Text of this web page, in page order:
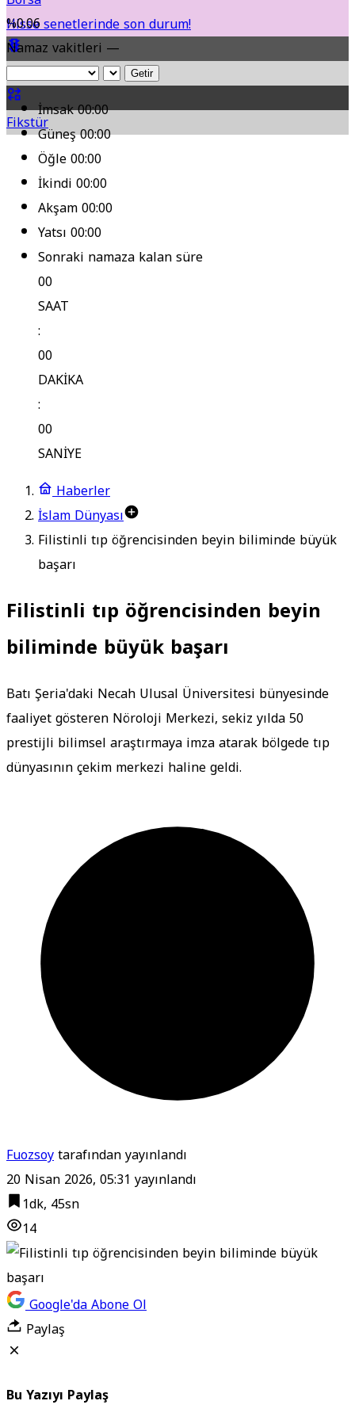
Hisse senetlerinde son durum!
Yol Durumu
Fikstür
%0.06
Namaz vakitleri —
Getir
İmsak00:00
Güneş00:00
Öğle00:00
İkindi00:00
Akşam00:00
Yatsı00:00
Sonraki namaza kalan süre
00
SAAT
:
00
DAKİKA
:
00
SANİYE
Haberler
İslam Dünyası
Filistinli tıp öğrencisinden beyin biliminde büyük
başarı
Filistinli tıp öğrencisinden beyin
biliminde büyük başarı
Batı Şeria'daki Necah Ulusal Üniversitesi bünyesinde
faaliyet gösteren Nöroloji Merkezi, sekiz yılda 50
prestijli bilimsel araştırmaya imza atarak bölgede tıp
dünyasının çekim merkezi haline geldi.
Fuozsoytarafından yayınlandı
20 Nisan 2026, 05:31 yayınlandı
1dk, 45sn
14
Google'da Abone Ol
Paylaş
Bu Yazıyı Paylaş